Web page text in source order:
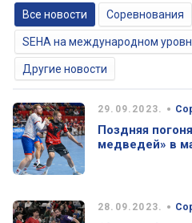
Все новости Соревнования
SEHA на международном
Другие новости
29.09.2023. •
Поздняя
медведей» в
28.09.2023. •